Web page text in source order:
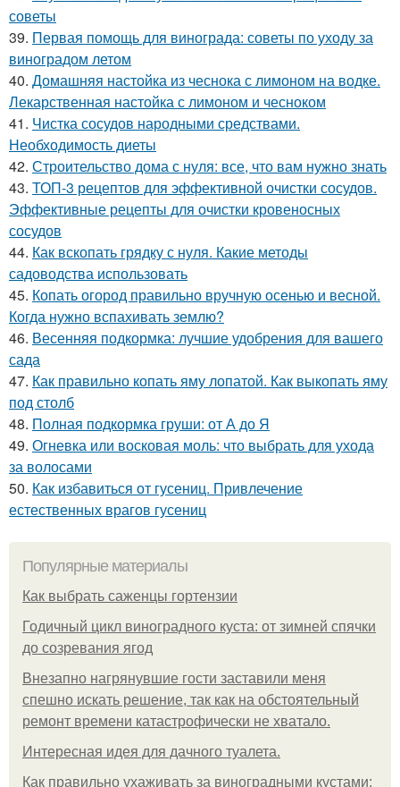
советы
39. Первая помощь для винограда: советы по уходу за
виноградом летом
40. Домашняя настойка из чеснока с лимоном на водке.
Лекарственная настойка с лимоном и чесноком
41. Чистка сосудов народными средствами.
Необходимость диеты
42. Строительство дома с нуля: все, что вам нужно знать
43. ТОП-3 рецептов для эффективной очистки сосудов.
Эффективные рецепты для очистки кровеносных
сосудов
44. Как вскопать грядку с нуля. Какие методы
садоводства использовать
45. Копать огород правильно вручную осенью и весной.
Когда нужно вспахивать землю?
46. Весенняя подкормка: лучшие удобрения для вашего
сада
47. Как правильно копать яму лопатой. Как выкопать яму
под столб
48. Полная подкормка груши: от А до Я
49. Огневка или восковая моль: что выбрать для ухода
за волосами
50. Как избавиться от гусениц. Привлечение
естественных врагов гусениц
Популярные материалы
Как выбрать саженцы гортензии
Годичный цикл виноградного куста: от зимней спячки
до созревания ягод
Внезапно нагрянувшие гости заставили меня
спешно искать решение, так как на обстоятельный
ремонт времени катастрофически не хватало.
Интересная идея для дачного туалета.
Как правильно ухаживать за виноградными кустами: